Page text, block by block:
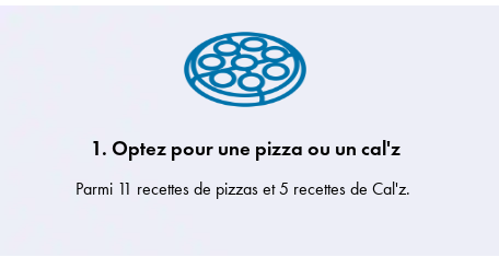
1. Optez pour une pizza ou un cal'z
Parmi 11 recettes de pizzas et 5 recettes de Cal'z.